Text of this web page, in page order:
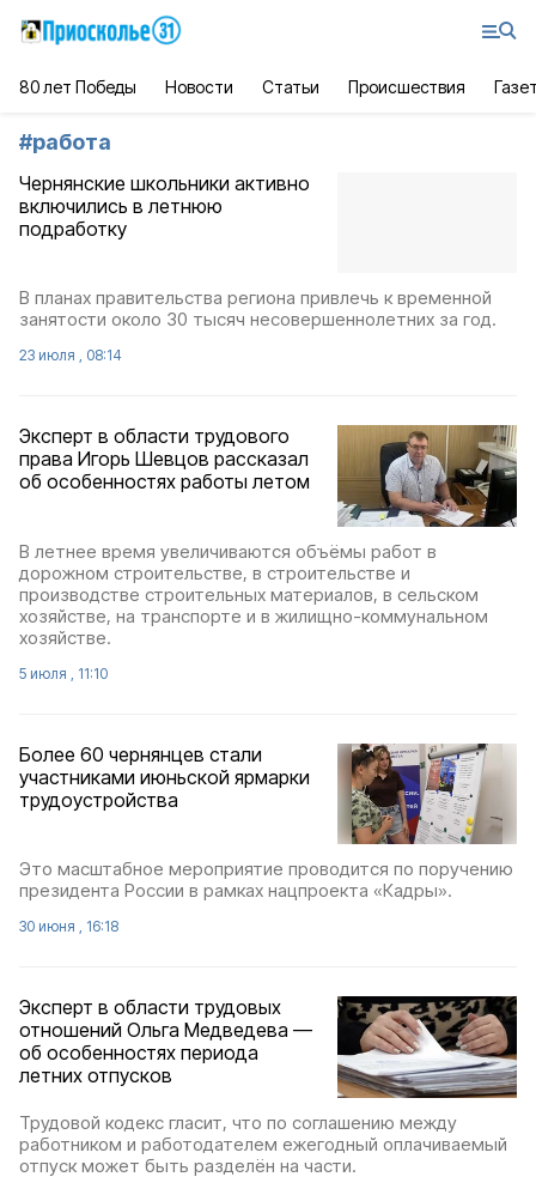
80 лет Победы Новости Статьи Происшествия
#работа
Чернянские школьники активно
включились в летнюю
подработку
В планах правительства региона привлечь к временной
занятости около 30 тысяч несовершеннолетних за год.
23 июля , 08:14
Эксперт в области трудового
права Игорь Шевцов рассказал
об особенностях работы летом
В летнее время увеличиваются объёмы работ в
дорожном строительстве, в строительстве и
производстве строительных материалов, в сельском
хозяйстве, на транспорте и в жилищно-коммунальном
хозяйстве.
5 июля , 11:10
Более 60 чернянцев стали
участниками июньской ярмарки
трудоустройства
Это масштабное мероприятие проводится по поручению
президента России в рамках нацпроекта «Кадры».
30 июня , 16:18
Эксперт в области трудовых
отношений Ольга Медведева —
об особенностях периода
летних отпусков
Трудовой кодекс гласит, что по соглашению между
работником и работодателем ежегодный оплачиваемый
отпуск может быть разделён на части.